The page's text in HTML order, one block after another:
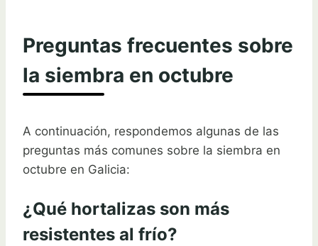
Preguntas frecuentes sobre
la siembra en octubre
A continuación, respondemos algunas de las
preguntas más comunes sobre la siembra en
octubre en Galicia:
¿Qué hortalizas son más
resistentes al frío?